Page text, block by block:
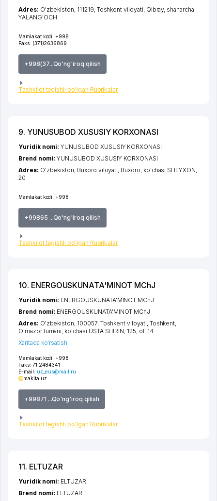
Mamlakat kodi: +998
Faks: (371)2636869
+998(37...Qo'ng'iroq qilish
Tashkilot tegishli bo'lgan Rubrikalar
Adres: O'zbekiston, 111219, Toshkent viloyati, Qibray, shaharcha
YALANG'OCH
9. YUNUSUBOD XUSUSIY KORXONASI
Mamlakat kodi: +998
+99865 ...Qo'ng'iroq qilish
Tashkilot tegishli bo'lgan Rubrikalar
Yuridik nomi:YUNUSUBOD XUSUSIY KORXONASI
Brend nomi:YUNUSUBOD XUSUSIY KORXONASI
Adres: O'zbekiston, Buxoro viloyati Buxoro ko'chasi SHEYXON
20
10. ENERGOUSKUNATA'MINOT MChJ
Mamlakat kodi: +998
Faks: 71 2484341
E-mail: uz_eus@mail.ru
makita.uz
+99871 ...Qo'ng'iroq qilish
Tashkilot tegishli bo'lgan Rubrikalar
Yuridik nomi: ENERGOUSKUNATA'MINOT MChJ
Brend nomi: ENERGOUSKUNATA'MINOT MChJ
Adres: O'zbekiston, 100057, Toshkent viloyati Toshkent
Olmazor tumani ko'chasi USTA SHIRIN , 125, of. 14
Xaritada ko'rsatish
11. ELTUZAR
Yuridik nomi: ELTUZAR
Brend nomi: ELTUZAR